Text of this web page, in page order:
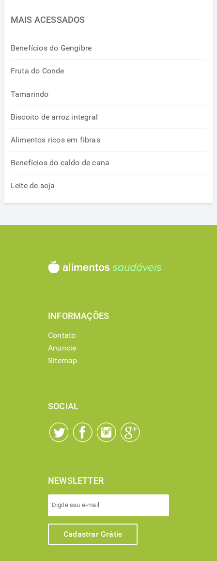
MAIS ACESSADOS
Benefícios do Gengibre
Fruta do Conde
Tamarindo
Biscoito de arroz integral
Alimentos ricos em fibras
Benefícios do caldo de cana
Leite de soja
INFORMAÇÕES
Contato
Anuncie
Sitemap
SOCIAL
NEWSLETTER